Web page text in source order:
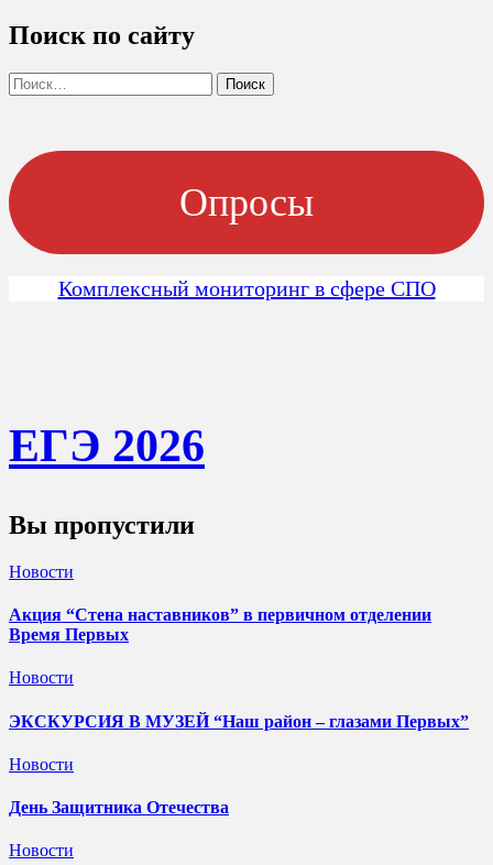
Поиск по сайту
Найти:
Опросы
Комплексный мониторинг в сфере СПО
ЕГЭ 2026
Вы пропустили
Новости
Акция “Стена наставников” в первичном отделении
Время Первых
Новости
ЭКСКУРСИЯ В МУЗЕЙ “Наш район – глазами Первых”
Новости
День Защитника Отечества
Новости